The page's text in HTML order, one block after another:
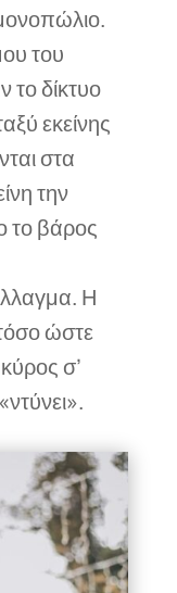
του
δίκτυο
εκείνης
στα
την
το βάρος
Η
ώστε
σ’